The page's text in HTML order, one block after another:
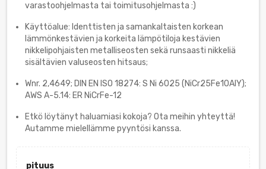
varastoohjelmasta tai toimitusohjelmasta :)
Käyttöalue: Identtisten ja samankaltaisten korkean
lämmönkestävien ja korkeita lämpötiloja kestävien
nikkelipohjaisten metalliseosten sekä runsaasti nikkeliä
sisältävien valuseosten hitsaus;
Wnr. 2,4649; DIN EN ISO 18274: S Ni 6025 (NiCr25Fe10AlY);
AWS A-5.14: ER NiCrFe-12
Etkö löytänyt haluamiasi kokoja? Ota meihin yhteyttä!
Autamme mielellämme pyyntösi kanssa.
pituus